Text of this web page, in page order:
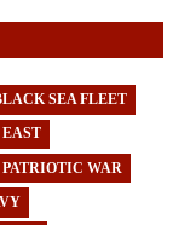
SEA FLEET
WAR